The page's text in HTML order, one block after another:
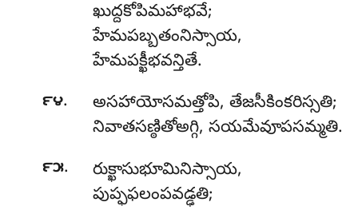
ఖుద్దకోపిమహాభవే;
హేమపబ్బతంనిస్సాయ,
హేమపక్ఖీభవన్తితే.
౯౪.
అసహాయోసమత్తోపి, తేజసీకింకరిస్సతి;
నివాతసణ్ఠితోఅగ్గి, సయమేవూపసమ్మతి.
౯౫.
రుక్ఖాసుభూమినిస్సాయ,
పుప్ఫఫలంపవడ్ఢతి;